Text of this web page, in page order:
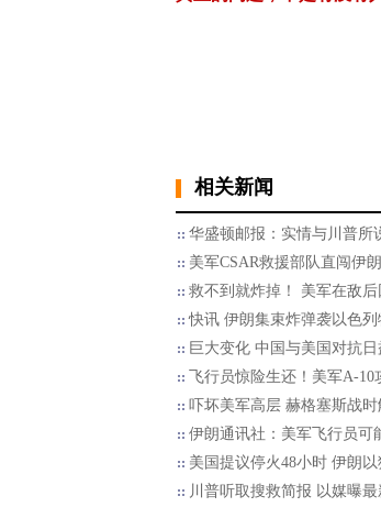
相关新闻
华盛顿邮报：实情与川普所
美军CSAR救援部队直闯伊
救不到就炸掉！ 美军在敌
快讯 伊朗集束炸弹袭以色列
巨大变化 中国与美国对抗
飞行员惊险生还！美军A-10
吓坏美军高层 赫格塞斯战
伊朗通讯社：美军飞行员
美国提议停火48小时 伊朗
川普听取搜救简报 以媒曝最